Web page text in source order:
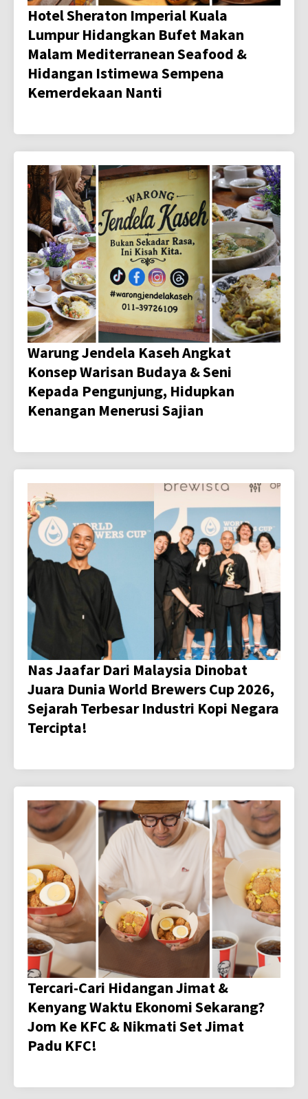
Hotel Sheraton Imperial Kuala
Lumpur Hidangkan Bufet Makan
Malam Mediterranean Seafood &
Hidangan Istimewa Sempena
Kemerdekaan Nanti
Warung Jendela Kaseh Angkat
Konsep Warisan Budaya & Seni
Kepada Pengunjung, Hidupkan
Kenangan Menerusi Sajian
Nas Jaafar Dari Malaysia Dinobat
Juara Dunia World Brewers Cup 2026,
Sejarah Terbesar Industri Kopi Negara
Tercipta!
Tercari-Cari Hidangan Jimat &
Kenyang Waktu Ekonomi Sekarang?
Jom Ke KFC & Nikmati Set Jimat
Padu KFC!